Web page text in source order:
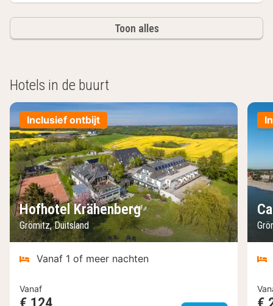
Toon alles
Hotels in de buurt
Inclusief ontbijt
Hofhotel Krähenberg
Grömitz, Duitsland
Vanaf 1 of meer nachten
Vanaf